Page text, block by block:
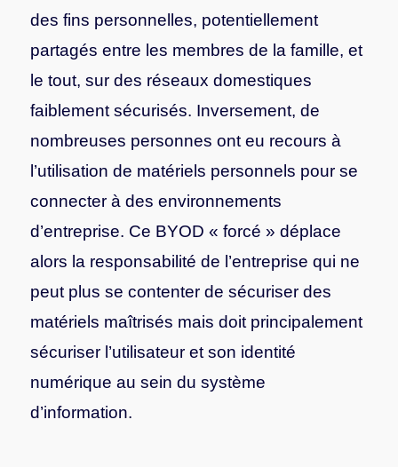
des fins personnelles, potentiellement
partagés entre les membres de la famille, et
le tout, sur des réseaux domestiques
faiblement sécurisés. Inversement, de
nombreuses personnes ont eu recours à
l’utilisation de matériels personnels pour se
connecter à des environnements
d’entreprise. Ce BYOD « forcé » déplace
alors la responsabilité de l’entreprise qui ne
peut plus se contenter de sécuriser des
matériels maîtrisés mais doit principalement
sécuriser l’utilisateur et son identité
numérique au sein du système
d’information.